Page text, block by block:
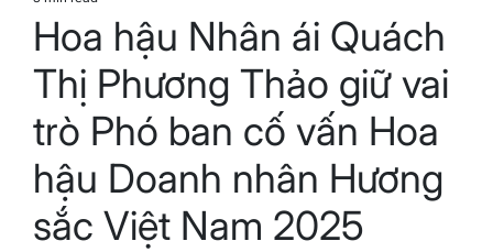
Estimated
read
Hoa hậu Nhân ái Quách
Thị Phương Thảo giữ vai
trò Phó ban cố vấn Hoa
hậu Doanh nhân Hương
sắc Việt Nam 2025